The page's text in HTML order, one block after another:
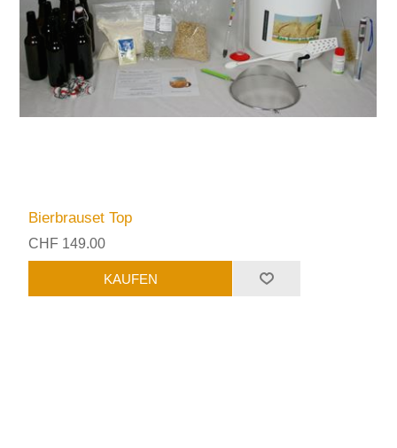
Bierbrauset Top
CHF 149.00